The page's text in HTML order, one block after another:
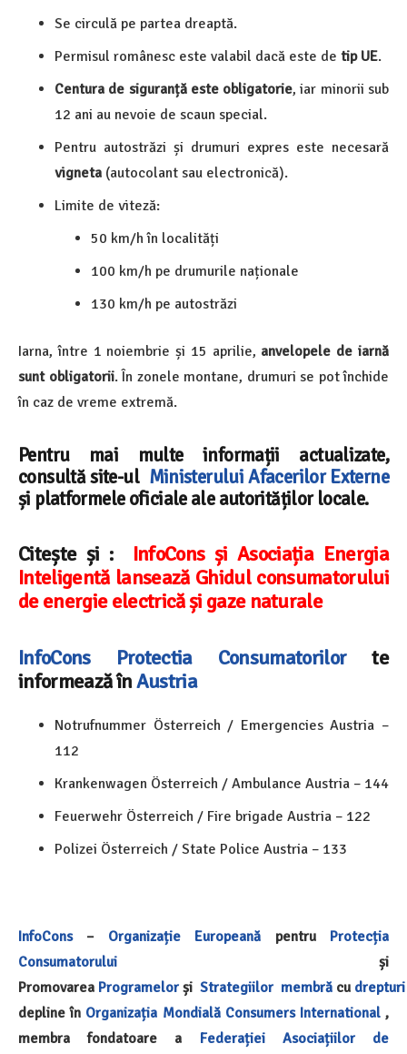
Se circulă pe partea dreaptă.
Permisul românesc este valabil dacă este de tip UE.
Centura de siguranță este obligatorie, iar minorii sub
12 ani au nevoie de scaun special.
Pentru autostrăzi și drumuri expres este necesară
vigneta (autocolant sau electronică).
Limite de viteză:
50 km/h în localități
100 km/h pe drumurile naționale
130 km/h pe autostrăzi
Iarna, între 1 noiembrie și 15 aprilie, anvelopele de iarnă
sunt obligatorii. În zonele montane, drumuri se pot închide
în caz de vreme extremă.
Pentru mai multe informații actualizate,
consultă site-ul Ministerului Afacerilor Externe
și platformele oficiale ale autorităților locale.
Citește și : InfoCons și Asociația Energia
Inteligentă lansează Ghidul consumatorului
de energie electrică și gaze naturale
InfoCons Protectia Consumatorilor
te
informează înAustria
Notrufnummer Österreich / Emergencies Austria –
112
Krankenwagen Österreich / Ambulance Austria – 144
Feuerwehr Österreich / Fire brigade Austria – 122
Polizei Österreich / State Police Austria – 133
InfoCons– Organizație Europeană pentru Protecția
Consumatorului și
Promovarea Programelor și Strategiilor membră cu drepturi
depline în Organizația Mondială Consumers International,
membra fondatoare a Federației Asociațiilor de